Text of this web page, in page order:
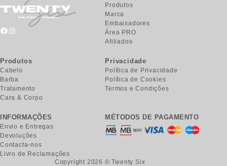
Produtos
Marca
Embaixadores
Área PRO
Afiliados
Produtos
Cabelo
Barba
Tratamento
Cara & Corpo
Privacidade
Política de Privacidade
Política de Cookies
Termos e Condições
INFORMAÇÕES
Envio e Entregas
Devoluções
Contacta-nos
Livro de Reclamações
MÉTODOS DE PAGAMENTO
Copyright 2026 © Twenty Six